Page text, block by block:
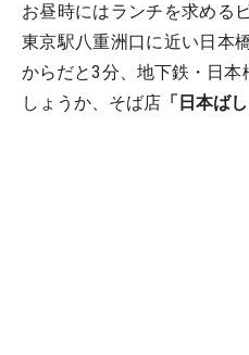
お昼時にはランチを求める
東京駅八重洲口に近い日本
からだと3分、地下鉄・日
しょうか、そば店 「日本ば